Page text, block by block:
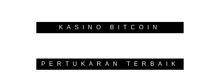
KASINO BITCOIN
PERTUKARAN TERBAIK